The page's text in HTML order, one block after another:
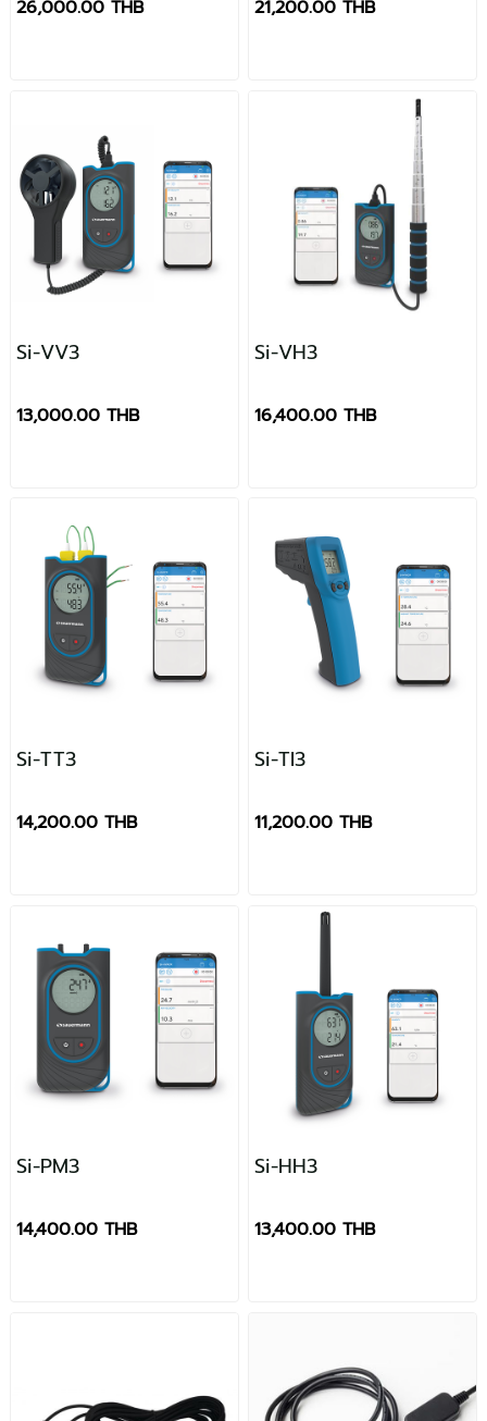
26,000.00 THB 21,200.00 THB
Si-VV3
13,000.00 THB
Si-VH3
16,400.00 THB
Si-TT3
14,200.00 THB
Si-TI3
11,200.00 THB
Si-PM3
14,400.00 THB
Si-HH3
13,400.00 THB